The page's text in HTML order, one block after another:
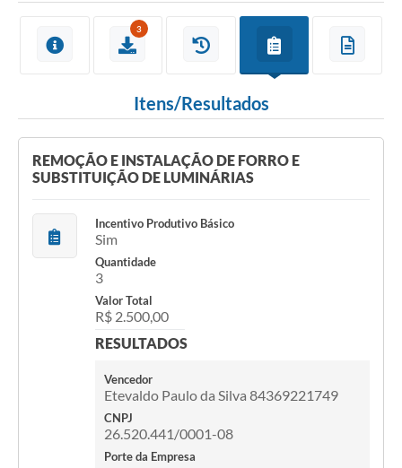
Legislação
Contratos
Ouvidoria
Diretorias
Contas Públicas
3
Itens/Resultados
REMOÇÃO E INSTALAÇÃO DE FORRO E
SUBSTITUIÇÃO DE LUMINÁRIAS
Incentivo Produtivo Básico
Sim
Quantidade
3
Valor Total
R$ 2.500,00
RESULTADOS
Vencedor
Etevaldo Paulo da Silva 84369221749
CNPJ
26.520.441/0001-08
Porte da Empresa